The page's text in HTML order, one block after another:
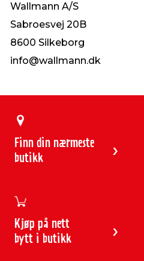
Wallmann A/S
Sabroesvej 20B
8600 Silkeborg
info@wallmann.dk
Finn din nærmeste
butikk
Kjøp på nett
bytt i butikk